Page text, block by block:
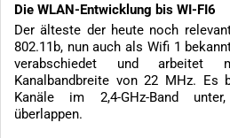
Die WLAN-Entwicklung bis WI-FI6
Der älteste der heute noch
802.11b, nun auch als Wifi 1
verabschiedet und arbeitet
Kanalbandbreite von 22 MHz. Es
Kanäle im 2,4-GHz-Band
überlappen.